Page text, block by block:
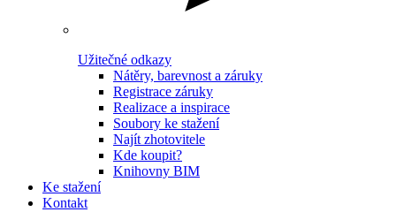
Užitečné odkazy
Nátěry, barevnost a záruky
Registrace záruky
Realizace a inspirace
Soubory ke stažení
Najít zhotovitele
Kde koupit?
Knihovny BIM
Ke stažení
Kontakt